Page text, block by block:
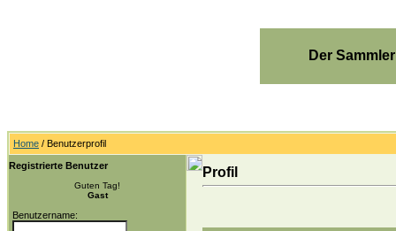
Der
Home / Benutzerprofil
Registrierte Benutzer
Guten Tag!
Gast
Benutzername:
Profil